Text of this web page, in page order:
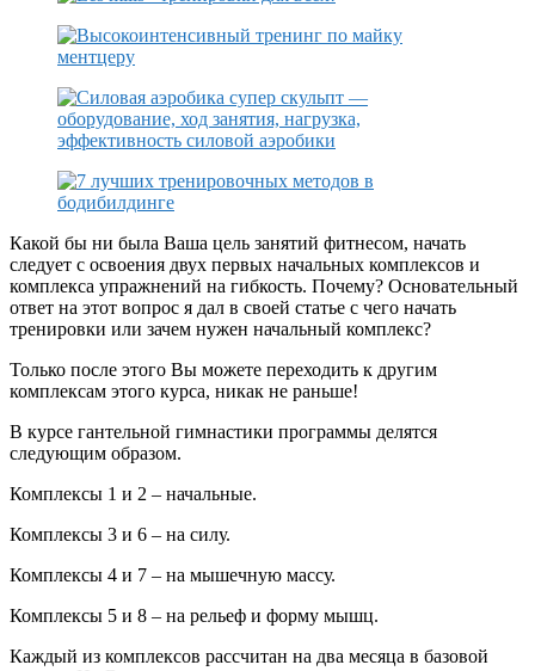
Какой бы ни была Ваша цель занятий фитнесом, начать
следует с освоения двух первых начальных комплексов и
комплекса упражнений на гибкость. Почему? Основательный
ответ на этот вопрос я дал в своей статье с чего начать
тренировки или зачем нужен начальный комплекс?
Только после этого Вы можете переходить к другим
комплексам этого курса, никак не раньше!
В курсе гантельной гимнастики программы делятся
следующим образом.
Комплексы 1 и 2 – начальные.
Комплексы 3 и 6 – на силу.
Комплексы 4 и 7 – на мышечную массу.
Комплексы 5 и 8 – на рельеф и форму мышц.
Каждый из комплексов рассчитан на два месяца в базовой